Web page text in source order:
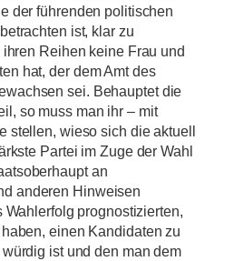
der führenden politischen
ist, klar zu
Reihen keine Frau und
hat, der dem Amt des
sei. Behauptet die
so muss man ihr – mit
stellen, wieso sich die aktuell
Partei im Zuge der Wahl
an
anderen Hinweisen
prognostizierten,
einen Kandidaten zu
ist und den man dem